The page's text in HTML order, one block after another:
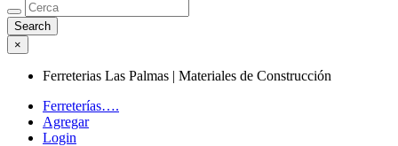
×
Ferreterias Las Palmas | Materiales de Construcción
Ferreterías….
Agregar
Login